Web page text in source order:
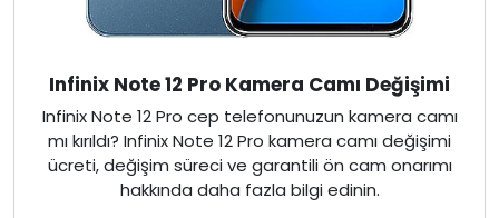
Infinix Note 12 Pro Kamera Camı Değişimi
Infinix Note 12 Pro cep telefonunuzun kamera camı
mı kırıldı? Infinix Note 12 Pro kamera camı değişimi
ücreti, değişim süreci ve garantili ön cam onarımı
hakkında daha fazla bilgi edinin.